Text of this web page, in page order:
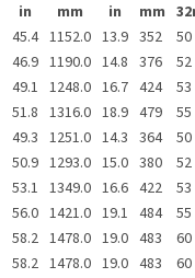
in
mm in mm
45.4 1152.0 13.9 352
50
46.9 1190.0 14.8 376
52
49.1 1248.0 16.7 424
53
51.8 1316.0 18.9 479
55
49.3 1251.0 14.3 364
50
50.9 1293.0 15.0 380
52
53.1 1349.0 16.6 422
53
56.0 1421.0 19.1 484
55
58.2 1478.0 19.0 483
60
58.2 1478.0 19.0 483
60